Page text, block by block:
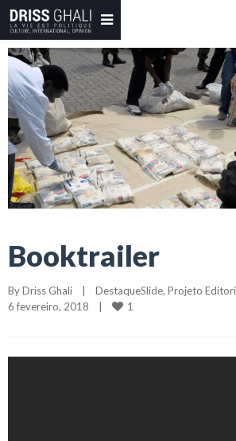
Booktrailer
By Driss Ghali | DestaqueSlide, Projeto
6 fevereiro, 2018 | 1